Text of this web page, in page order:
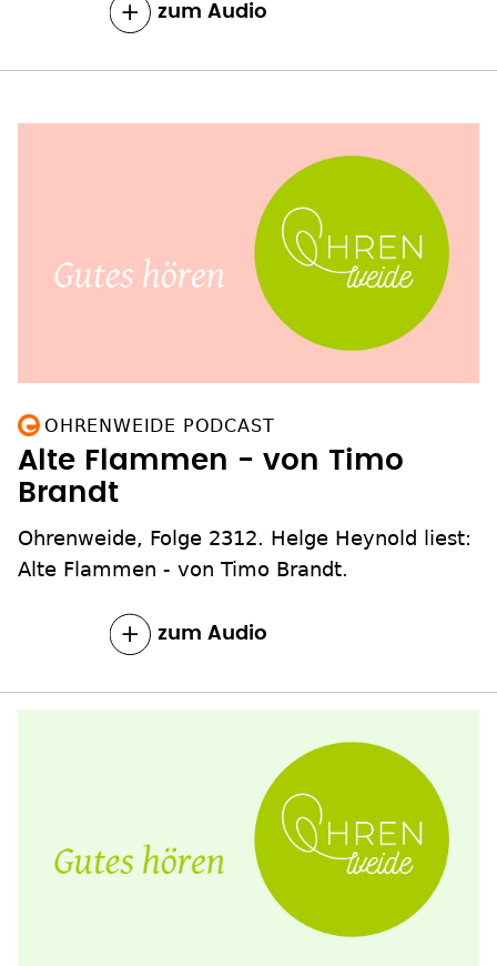
OHRENWEIDE PODCAST
Alte Flammen - von Timo
Brandt
Ohrenweide, Folge 2312. Helge Heynold liest:
Alte Flammen - von Timo Brandt.